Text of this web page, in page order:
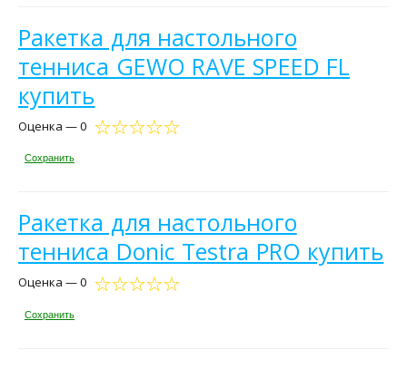
Ракетка для настольного
тенниса GEWO RAVE SPEED FL
купить
Оценка — 0
Сохранить
Ракетка для настольного
тенниса Donic Testra PRO купить
Оценка — 0
Сохранить